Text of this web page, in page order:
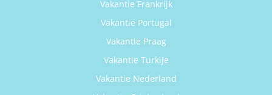
Vakantie Frankrijk
Vakantie Portugal
Vakantie Praag
Vakantie Turkije
Vakantie Nederland